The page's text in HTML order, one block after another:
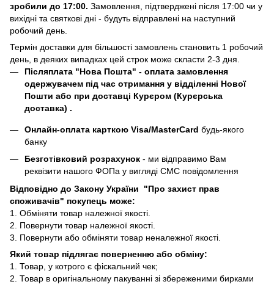
зробили до 17:00. Замовлення, підтверджені після 17:00 чи у
вихідні та святкові дні - будуть відправлені на наступний
робочий день.
Термін доставки для більшості замовлень становить 1 робочий
день, в деяких випадках цей строк може скласти 2-3 дня.
Післяплата "Нова Пошта" - оплата замовлення
одержувачем під час отримання у відділенні Нової
Пошти або при доставці Курєром (Курєрська
доставка) .
Онлайн-оплата карткою Visa/MasterCard будь-якого
банку
Безготівковий розрахунок - ми відправимо Вам
реквізити нашого ФОПа у вигляді СМС повідомлення
Відповідно до Закону України "Про захист прав
споживачів" покупець може:
1. Обміняти товар належної якості.
2. Повернути товар належної якості.
3. Повернути або обміняти товар неналежної якості.
Який товар підлягає поверненню або обміну:
1. Товар, у котрого є фіскальний чек;
2. Товар в оригінальному пакуванні зі збереженими бирками